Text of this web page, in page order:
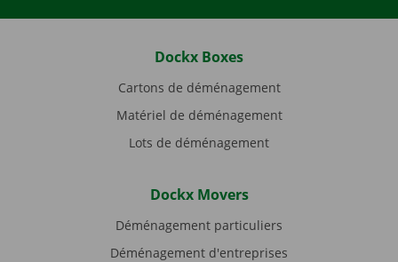
Dockx Boxes
Cartons de déménagement
Matériel de déménagement
Lots de déménagement
Dockx Movers
Déménagement particuliers
Déménagement d'entreprises